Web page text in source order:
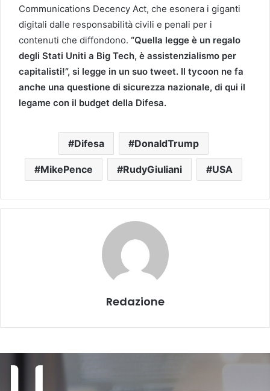
Communications Decency Act, che esonera i giganti
digitali dalle responsabilità civili e penali per i
contenuti che diffondono. “Quella legge è un regalo
degli Stati Uniti a Big Tech, è assistenzialismo per
capitalisti!”, si legge in un suo tweet. Il tycoon ne fa
anche una questione di sicurezza nazionale, di qui il
legame con il budget della Difesa.
Difesa DonaldTrump
MikePence RudyGiuliani USA
Redazione